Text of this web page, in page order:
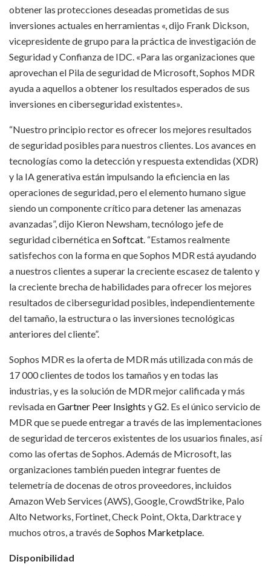
obtener las protecciones deseadas prometidas de sus
inversiones actuales en herramientas «, dijo Frank Dickson,
vicepresidente de grupo para la práctica de investigación de
Seguridad y Confianza de IDC. «Para las organizaciones que
aprovechan el Pila de seguridad de Microsoft, Sophos MDR
ayuda a aquellos a obtener los resultados esperados de sus
inversiones en ciberseguridad existentes».
“Nuestro principio rector es ofrecer los mejores resultados
de seguridad posibles para nuestros clientes. Los avances en
tecnologías como la detección y respuesta extendidas (XDR)
y la IA generativa están impulsando la eficiencia en las
operaciones de seguridad, pero el elemento humano sigue
siendo un componente crítico para detener las amenazas
avanzadas”, dijo Kieron Newsham, tecnólogo jefe de
seguridad cibernética enSoftcat . “Estamos realmente
satisfechos con la forma en que Sophos MDR está ayudando
a nuestros clientes a superar la creciente escasez de talento y
la creciente brecha de habilidades para ofrecer los mejores
resultados de ciberseguridad posibles, independientemente
del tamaño, la estructura o las inversiones tecnológicas
anteriores del cliente”.
Sophos MDR es la oferta de MDR más utilizada con más de
17 000 clientes de todos los tamaños y en todas las
industrias, y es la solución de MDR mejor calificada y más
revisada enGartner Peer Insights yG2 . Es el único servicio de
MDR que se puede entregar a través de las implementaciones
de seguridad de terceros existentes de los usuarios finales, así
como las ofertas de Sophos. Además de Microsoft, las
organizaciones también pueden integrar fuentes de
telemetría de docenas de otros proveedores, incluidos
Amazon Web Services (AWS), Google, CrowdStrike, Palo
Alto Networks, Fortinet, Check Point, Okta, Darktrace y
muchos otros, a través deSophos Marketplace
Disponibilidad